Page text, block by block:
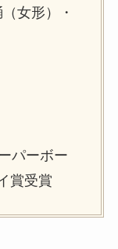
女形）・
パーボー
賞受賞